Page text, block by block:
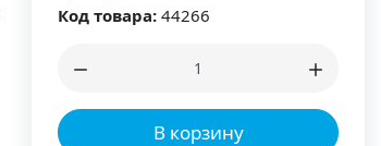
Код товара: 44266
В корзину